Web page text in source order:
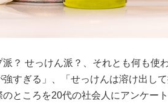
？ せっけん派？、それとも何も使
すぎる」、「せっけんは溶け出し
ところを20代の社会人にアンケー